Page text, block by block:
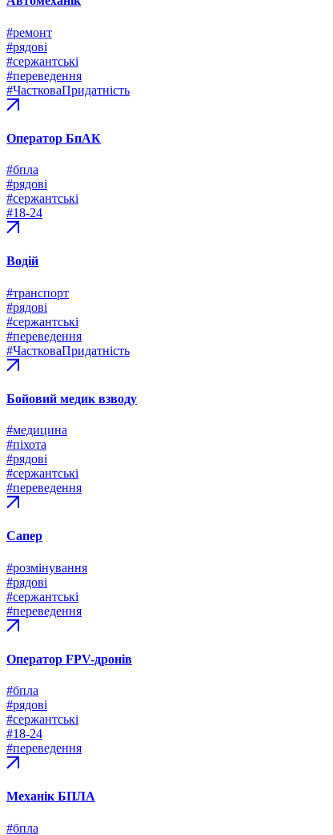
#ремонт
#рядові
#сержантські
#переведення
#ЧастковаПридатність
Оператор БпАК
#бпла
#рядові
#сержантські
#18-24
Водій
#транспорт
#рядові
#сержантські
#переведення
#ЧастковаПридатність
Бойовий медик взводу
#медицина
#піхота
#рядові
#сержантські
#переведення
Сапер
#розмінування
#рядові
#сержантські
#переведення
Оператор FPV-дронів
#бпла
#рядові
#сержантські
#18-24
#переведення
Механік БПЛА
#бпла